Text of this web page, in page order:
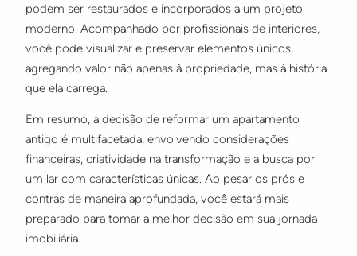
podem ser restaurados e incorporados a um projeto
moderno. Acompanhado por profissionais de interiores,
você pode visualizar e preservar elementos únicos,
agregando valor não apenas à propriedade, mas à história
que ela carrega.
Em resumo, a decisão de reformar um apartamento
antigo é multifacetada, envolvendo considerações
financeiras, criatividade na transformação e a busca por
um lar com características únicas. Ao pesar os prós e
contras de maneira aprofundada, você estará mais
preparado para tomar a melhor decisão em sua jornada
imobiliária.